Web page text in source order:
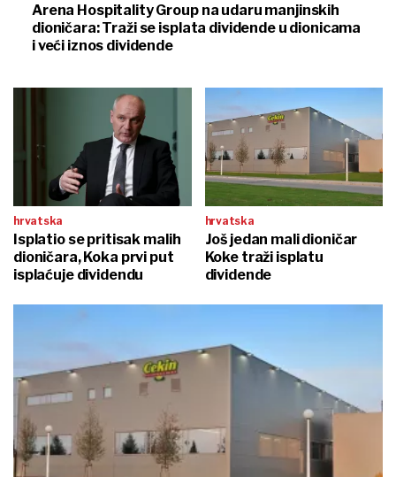
Arena Hospitality Group na udaru manjinskih
dioničara: Traži se isplata dividende u dionicama
i veći iznos dividende
hrvatska
Isplatio se pritisak malih
dioničara, Koka prvi put
isplaćuje dividendu
hrvatska
Još jedan mali dioničar
Koke traži isplatu
dividende